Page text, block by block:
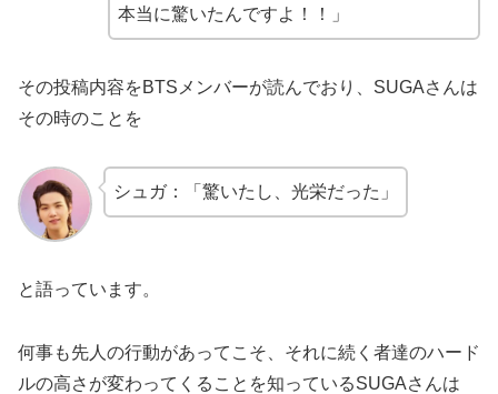
本当に驚いたんですよ！！」
その投稿内容をBTSメンバーが読んでおり、SUGAさんは
その時のことを
シュガ：「驚いたし、光栄だった」
と語っています。
何事も先人の行動があってこそ、それに続く者達のハード
ルの高さが変わってくることを知っているSUGAさんは